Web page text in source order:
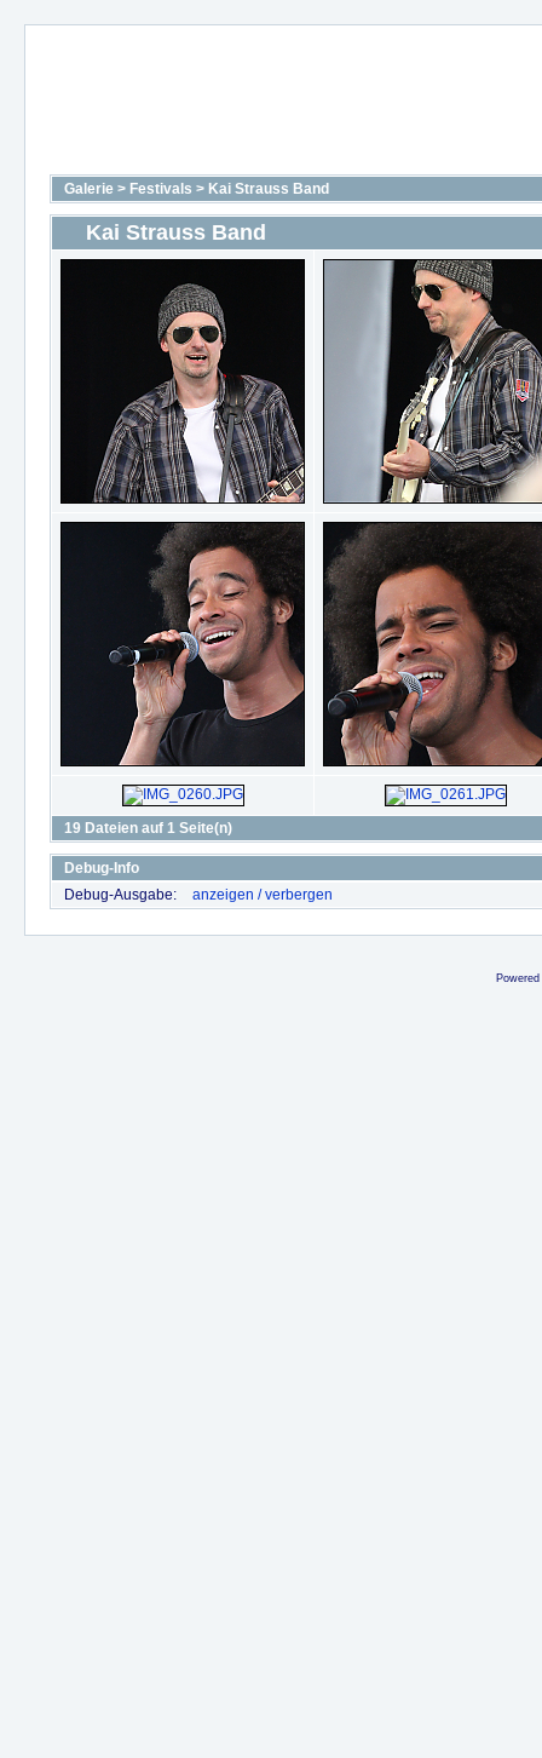
Galerie > Festivals > Kai Strauss Band
Kai Strauss Band
19 Dateien auf 1 Seite(n)
Debug-Info
Debug-Ausgabe:
anzeigen / verbergen